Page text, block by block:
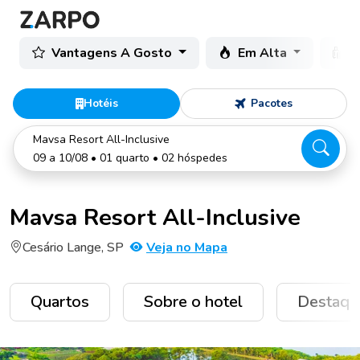
Vantagens A Gosto Em Alta
Hotéis Pacotes
Mavsa Resort All-Inclusive
09 a 10/08 • 01 quarto • 02 hóspedes
Mavsa Resort All-Inclusive
Cesário Lange, SP Veja no Mapa
Quartos Sobre o hotel